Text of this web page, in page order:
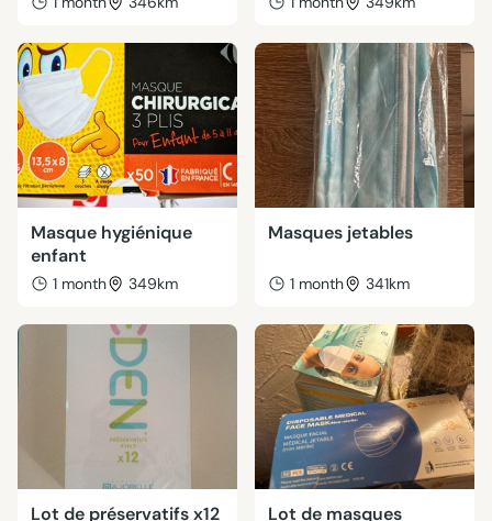
Masque hygiénique
enfant
1 month 349km
Masques jetables
1 month 341km
Lot de préservatifs x12
Lot de masques